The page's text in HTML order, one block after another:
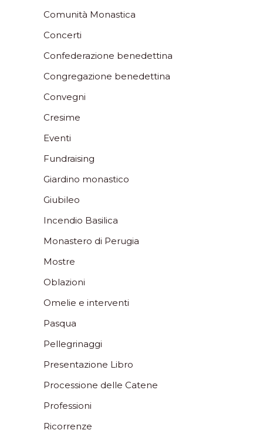
Comunità Monastica
Concerti
Confederazione benedettina
Congregazione benedettina
Convegni
Cresime
Eventi
Fundraising
Giardino monastico
Giubileo
Incendio Basilica
Monastero di Perugia
Mostre
Oblazioni
Omelie e interventi
Pasqua
Pellegrinaggi
Presentazione Libro
Processione delle Catene
Professioni
Ricorrenze